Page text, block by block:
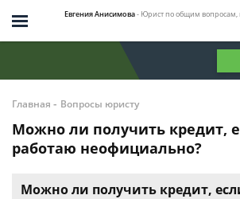
Евгения Анисимова- Юрист по общим вопросам,
Главная - Вопросы юристу
Можно ли получить кредит,
работаю неофициально?
Можно ли получить кредит,